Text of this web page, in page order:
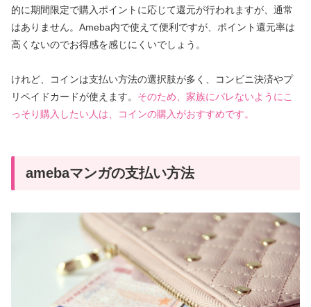
的に期間限定で購入ポイントに応じて還元が行われますが、通常
はありません。Ameba内で使えて便利ですが、ポイント還元率は
高くないのでお得感を感じにくいでしょう。
けれど、コインは支払い方法の選択肢が多く、コンビニ決済やプ
リペイドカードが使えます。 そのため、家族にバレないようにこ
っそり購入したい人は、コインの購入がおすすめです。
amebaマンガの支払い方法